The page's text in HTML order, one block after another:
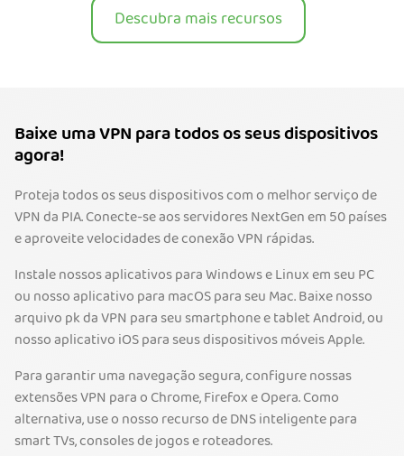
Descubra mais recursos
Baixe uma VPN para todos os seus dispositivos
agora!
Proteja todos os seus dispositivos com o melhor serviço de
VPN da PIA. Conecte-se aos servidores NextGen em 50 países
e aproveite velocidades de conexão VPN rápidas.
Instale nossos aplicativos para Windows e Linux em seu PC
ou nosso aplicativo para macOS para seu Mac. Baixe nosso
arquivo pk da VPN para seu smartphone e tablet Android, ou
nosso aplicativo iOS para seus dispositivos móveis Apple.
Para garantir uma navegação segura, configure nossas
extensões VPN para o Chrome, Firefox e Opera. Como
alternativa, use o nosso recurso de DNS inteligente para
smart TVs, consoles de jogos e roteadores.